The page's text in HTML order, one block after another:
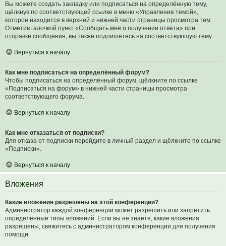
Вы можете создать закладку или подписаться на определённую тему,
щёлкнув по соответствующей ссылке в меню «Управление темой»,
которое находится в верхней и нижней части страницы просмотра тем.
Отметив галочкой пункт «Сообщать мне о получении ответа» при
отправке сообщения, вы также подпишетесь на соответствующую тему.
Вернуться к началу
Как мне подписаться на определённый форум?
Чтобы подписаться на определённый форум, щёлкните по ссылке
«Подписаться на форум» в нижней части страницы просмотра
соответствующего форума.
Вернуться к началу
Как мне отказаться от подписки?
Для отказа от подписки перейдите в личный раздел и щёлкните по ссылке
«Подписки».
Вернуться к началу
Вложения
Какие вложения разрешены на этой конференции?
Администратор каждой конференции может разрешить или запретить
определённые типы вложений. Если вы не знаете, какие вложения
разрешены, свяжитесь с администратором конференции для получения
помощи.